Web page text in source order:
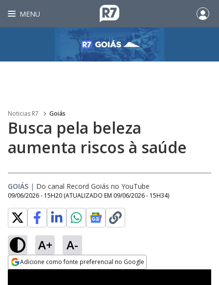
MENU
Noticias R7 Goiás
Busca pela beleza
aumenta riscos à saúde
GOIÁS | Do canal Record Goiás no YouTube
09/06/2026 - 15H20 (ATUALIZADO EM 09/06/2026 - 15H34)
A+ A-
Adicione como fonte preferencial no Google